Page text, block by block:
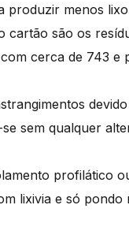
produzir menos
cartão são os
cerca de 743
sem qualquer
profilático
lixivia e só